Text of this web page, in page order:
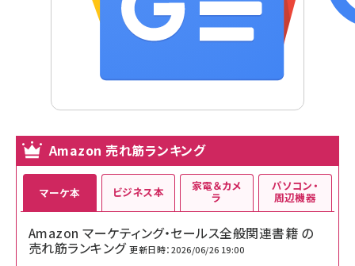
Amazon 売れ筋ランキング
マーケ本
Amazon マーケティング・セールス全般関連書籍 の
売れ筋ランキング 更新日時：2026/06/26 19:00
ビジネス本 家電＆カメ
ラ
パソコン・
周辺機器